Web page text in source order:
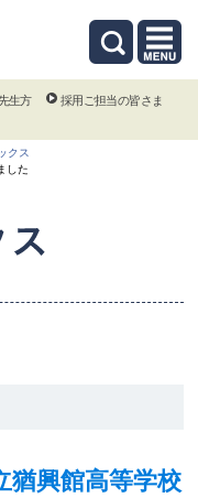
生方
採用ご担当の皆さま
クス
した
猶興館高等学校